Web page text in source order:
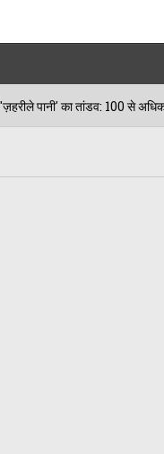
100 से अधिक लोग पीलिया और